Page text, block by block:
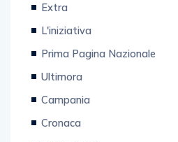
L'iniziativa
Prima Pagina Nazionale
Ultimora
Campania
Cronaca
Coronavirus